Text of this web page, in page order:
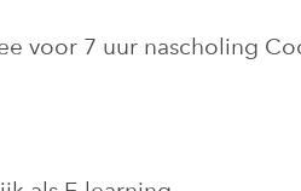
voor 7 uur nascholing